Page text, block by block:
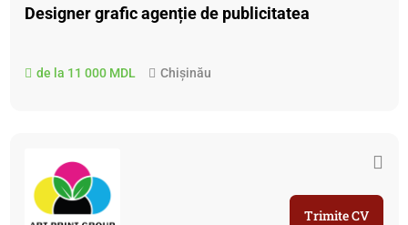
Designer grafic agenție de publicitatea
de la 11 000 MDL Chișinău
Trimite CV